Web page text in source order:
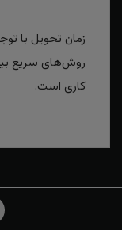
زمان تحویل با
کاری است.